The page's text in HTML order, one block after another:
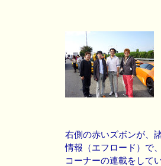
右側の赤いズボンが、
情報（エフロード）で
コーナーの連載をして